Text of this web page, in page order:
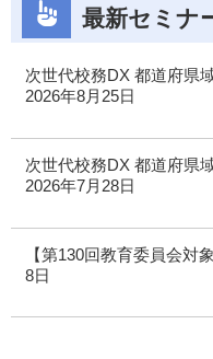
最新セミナ
次世代校務DX 都道府県
2026年8月25日
次世代校務DX 都道府県
2026年7月28日
【第130回教育委員会対
8日